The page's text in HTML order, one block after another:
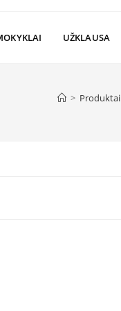
UŽKLAUSA
> Produktai